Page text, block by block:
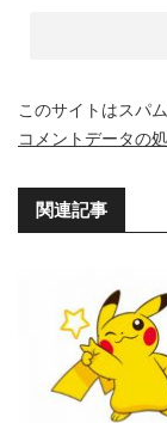
このサイトはスパ
コメントデータの
関連記事